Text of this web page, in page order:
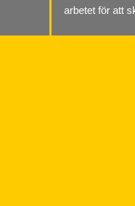
arbetet för att